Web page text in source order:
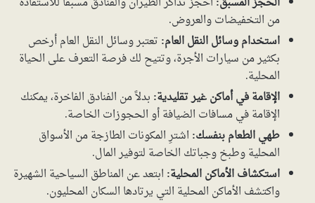
من التخفيضات والعروض.
استخدام وسائل النقل العام: تعتبر وسائل النقل العام أرخص
بكثير من سيارات الأجرة، وتتيح لك فرصة التعرف على الحياة
المحلية.
الإقامة في أماكن غير تقليدية: بدلاً من الفنادق الفاخرة، يمكنك
الإقامة في مسافات الضيافة أو الحجوزات الخاصة.
طهي الطعام بنفسك: اشترِ المكونات الطازجة من الأسواق
المحلية وطبخ وجباتك الخاصة لتوفير المال.
استكشاف الأماكن المحلية: ابتعد عن المناطق السياحية الشهيرة
واكتشف الأماكن المحلية التي يرتادها السكان المحليون.